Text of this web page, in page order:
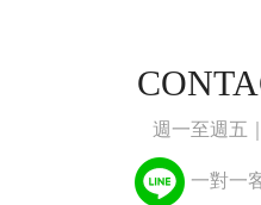
週一至週五｜
一對一